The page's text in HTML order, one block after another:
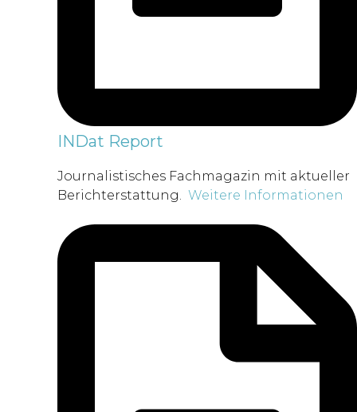
INDat Report
Journalistisches Fachmagazin mit aktueller
Berichterstattung. Weitere Informationen